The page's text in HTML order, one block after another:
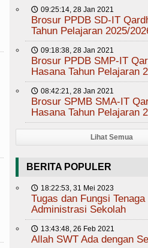
🕔 09:25:14, 28 Jan 2021
Brosur PPDB SD-IT
Tahun Pelajaran 2025/
🕔 09:18:38, 28 Jan 2021
Brosur PPDB SMP-IT
Hasana Tahun Pelajaran
🕔 08:42:21, 28 Jan 2021
Brosur SPMB SMA-IT
Hasana Tahun Pelajaran
Lihat Semua
BERITA POPULER
🕔 18:22:53, 31 Mei 2023
Tugas dan Fungsi Tenaga
Administrasi Sekolah
🕔 13:43:48, 26 Feb 2021
Allah SWT Ada dengan